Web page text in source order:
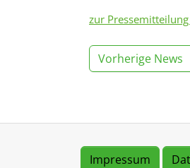
zur
Vorherige News
Impressum